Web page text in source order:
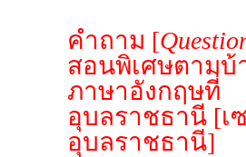
คำถาม [
สอนพิเศษตามบ้
ภาษาอังกฤษที่
อุบลราชธานี [เ
อุบลราชธานี]